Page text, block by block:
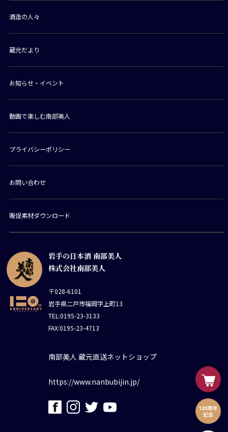
岩手の日本酒 南部美人
株式会社南部美人
〒028-6101
岩手県二戸市福岡字上町13
TEL:0195-23-3133
FAX:0195-23-4713
南部美人 蔵元直送ネットショップ
https://www.nanbubijin.jp/
酒造の人々
蔵元だより
お知らせ・イベント
動画で楽しむ南部美人
プライバシーポリシー
お問い合わせ
販促素材ダウンロード